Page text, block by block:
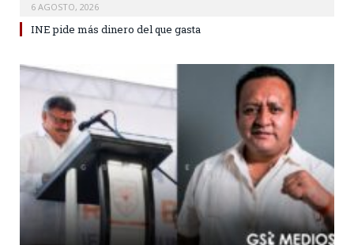
6 AGOSTO, 2026
INE pide más dinero del que gasta